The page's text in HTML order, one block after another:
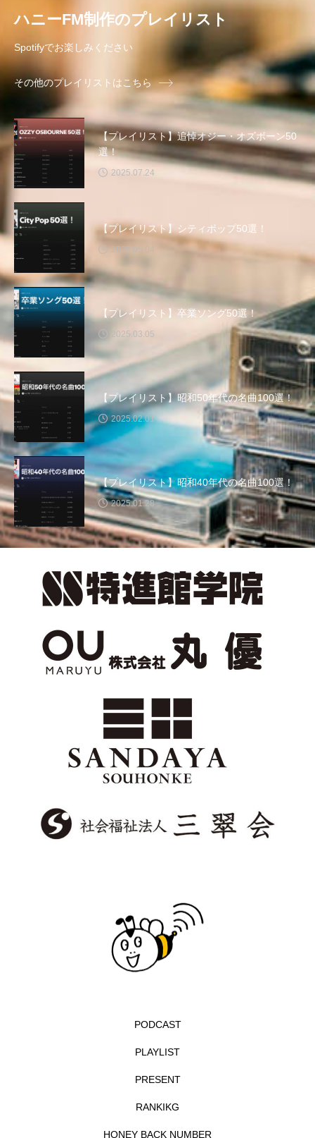
君と僕の５分 呉城久美 和ノ華 囃子
園児 園児に聞きました！
園見学 園長せんせいにきく！子育てを楽しむコツ
堤真一 報道委員長 夏休み
夏休みこうべさんだ能・狂言子ども教室 夏祭り
大ホール 大丈夫、大丈夫、大丈夫！
大絶滅展ー生命史のビッグファイブ 大阪市
大阪市立東洋陶磁美術館
大阪市立自然史博物館 天国へいった仕立て屋
太宋山欣勝寺 女声コーラス「ひろの」
女声合唱フラワーエコー 女声合唱団 花みずき
女声合唱団Stella 女声合唱団「花みずき」
女声合唱団ヴァンヴェール
嬉野台生涯教育センター 子どもとふれる狂言
子育て 子育てメッセ
子育て支援スペース・みるく 学園小学校
学童支援員
定期演奏会
宝塚ヒルズ室内オーケストラ 家族えとせとら
寛一郎 将来の夢 小中公平 小学校
川尻淳の今日もフォルテッシモ 左利きの少女
幕末ヒポクラテスたち
広瀬すず
ハニーFM制作のプレイリスト
Spotifyでお楽しみください
その他のプレイリストはこちら
【プレイリスト】追悼オジー・オズボーン50
選！
2025.07.24
【プレイリスト】シティポップ50選！
2025.05.04
【プレイリスト】卒業ソング50選！
2025.03.05
【プレイリスト】昭和50年代の名曲100選！
2025.02.01
【プレイリスト】昭和40年代の名曲100選！
2025.01.28
PODCAST
PLAYLIST
PRESENT
RANKIKG
HONEY BACK NUMBER